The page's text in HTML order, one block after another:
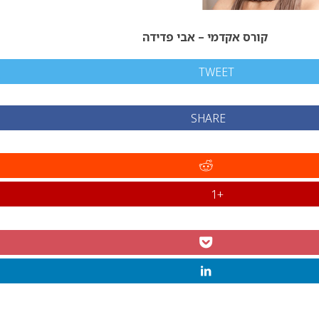
קורס אקדמי – אבי פדידה
TWEET
SHARE
+1